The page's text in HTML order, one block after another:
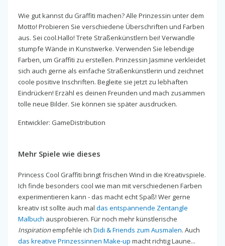
Wie gut kannst du Graffiti machen? Alle Prinzessin unter dem
Motto! Probieren Sie verschiedene Überschriften und Farben
aus. Sei cool.Hallo! Trete Straßenkünstlern bei! Verwandle
stumpfe Wände in Kunstwerke. Verwenden Sie lebendige
Farben, um Graffiti zu erstellen. Prinzessin Jasmine verkleidet
sich auch gerne als einfache Straßenkünstlerin und zeichnet
coole positive Inschriften. Begleite sie jetzt zu lebhaften
Eindrücken! Erzähl es deinen Freunden und mach zusammen
tolle neue Bilder. Sie können sie später ausdrucken.
Entwickler: GameDistribution
Mehr Spiele wie dieses
Princess Cool Graffiti bringt frischen Wind in die Kreativspiele.
Ich finde besonders cool wie man mit verschiedenen Farben
experimentieren kann - das macht echt Spaß! Wer gerne
kreativ ist sollte auch mal das entspannende Zentangle
Malbuch ausprobieren. Für noch mehr künstlerische
Inspirationempfehle ich Didi & Friends zum Ausmalen. Auch
das kreative Prinzessinnen Make-up macht richtig Laune...